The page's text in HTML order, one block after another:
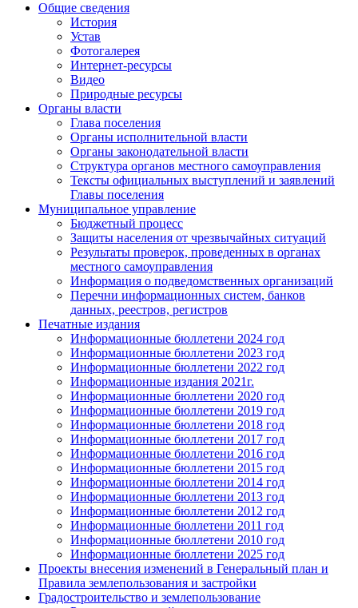
Общие сведения
История
Устав
Фотогалерея
Интернет-ресурсы
Видео
Природные ресурсы
Органы власти
Глава поселения
Органы исполнительной власти
Органы законодательной власти
Структура органов местного самоуправления
Тексты официальных выступлений и заявлений
Главы поселения
Муниципальное управление
Бюджетный процесс
Защиты населения от чрезвычайных ситуаций
Результаты проверок, проведенных в органах
местного самоуправления
Информация о подведомственных организаций
Перечни информационных систем, банков
данных, реестров, регистров
Печатные издания
Информационные бюллетени 2024 год
Информационные бюллетени 2023 год
Информационные бюллетени 2022 год
Информационные издания 2021г.
Информационные бюллетени 2020 год
Информационные бюллетени 2019 год
Информационные бюллетени 2018 год
Информационные бюллетени 2017 год
Информационные бюллетени 2016 год
Информационные бюллетени 2015 год
Информационные бюллетени 2014 год
Информационные бюллетени 2013 год
Информационные бюллетени 2012 год
Информационные бюллетени 2011 год
Информационные бюллетени 2010 год
Информационные бюллетени 2025 год
Проекты внесения изменений в Генеральный план и
Правила землепользования и застройки
Градостроительство и землепользование